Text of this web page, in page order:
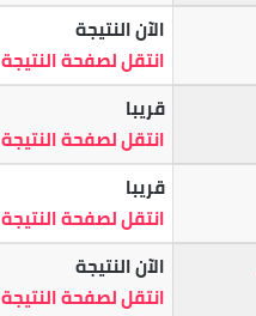
الآن النتيجة
انتقل لصفحة النتيجة
قريبا
انتقل لصفحة النتيجة
قريبا
انتقل لصفحة النتيجة
الآن النتيجة
انتقل لصفحة النتيجة